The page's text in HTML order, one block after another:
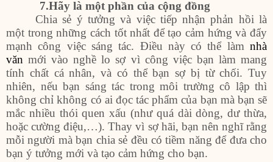
7.Hãy là một phần của cộng đồng
Chia sẻ ý tưởng và việc tiếp nhận phản hồi là
một trong những cách tốt nhất để tạo cảm hứng và đẩy
mạnh công việc sáng tác. Điều này có thể làm nhà
văn mới vào nghề lo sợ vì công việc bạn làm mang
tính chất cá nhân, và có thể bạn sợ bị từ chối. Tuy
nhiên, nếu bạn sáng tác trong môi trường cô lập thì
không chỉ không có ai đọc tác phẩm của bạn mà bạn sẽ
mắc nhiều thói quen xấu (như quá dài dòng, dư thừa,
hoặc cường điệu,…). Thay vì sợ hãi, bạn nên nghĩ rằng
mỗi người mà bạn chia sẻ đều có tiềm năng để đưa cho
bạn ý tưởng mới và tạo cảm hứng cho bạn.